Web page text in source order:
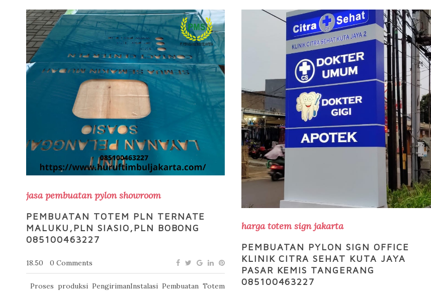
jasa pembuatan pylon showroom
PEMBUATAN TOTEM PLN TERNATE
MALUKU,PLN SIASIO,PLN BOBONG
085100463227
18.50 0 Comments
Proses produksi PengirimanInstalasi Pembuatan Totem
harga totem sign jakarta
PEMBUATAN PYLON SIGN OFFICE
KLINIK CITRA SEHAT KUTA JAYA
PASAR KEMIS TANGERANG
085100463227